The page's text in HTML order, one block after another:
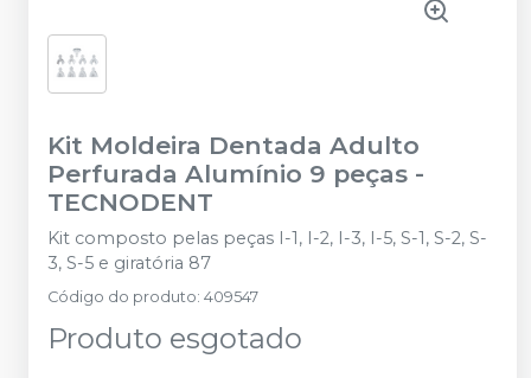
Kit Moldeira Dentada Adulto
Perfurada Alumínio 9 peças -
TECNODENT
Kit composto pelas peças I-1, I-2, I-3, I-5, S-1, S-2, S-
3, S-5 e giratória 87
Código do produto: 409547
Produto esgotado